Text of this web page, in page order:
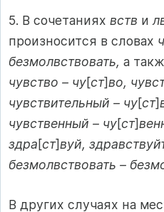
5. В сочетаниях вств и
произносится в словах
безмолвствовать, а
чувство – чу[ст]во,
чувствительный – чу[ст]
чувственный – чу[ст]
здра[ст]вуй,
безмолвствовать –
В других случаях на